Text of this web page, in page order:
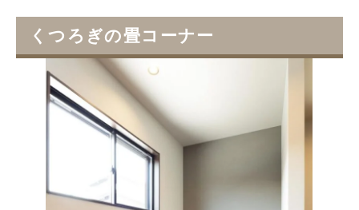
くつろぎの畳コーナー